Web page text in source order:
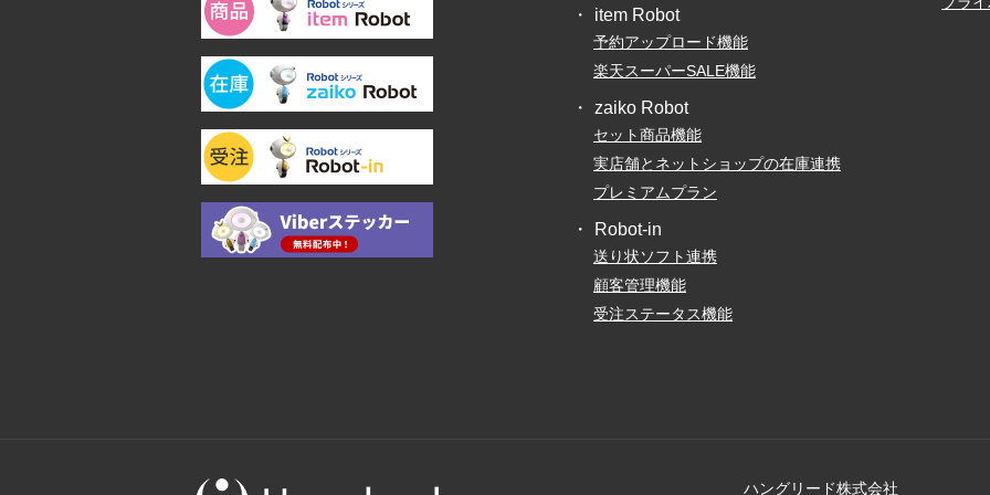
item Robot
予約アップロード機能
楽天スーパーSALE機能
zaiko Robot
セット商品機能
実店舗とネットショップの在庫連携
プレミアムプラン
Robot-in
送り状ソフト連携
顧客管理機能
受注ステータス機能
ハングリード株式会社